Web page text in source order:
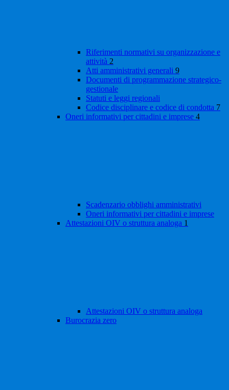
Riferimenti normativi su organizzazione e
attività 2
Atti amministrativi generali 9
Documenti di programmazione strategico-
gestionale
Statuti e leggi regionali
Codice disciplinare e codice di condotta 7
Oneri informativi per cittadini e imprese 4
Scadenzario obblighi amministrativi
Oneri informativi per cittadini e imprese
Attestazioni OIV o struttura analoga 1
Attestazioni OIV o struttura analoga
Burocrazia zero